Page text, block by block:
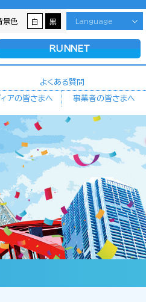
景色 白 黒 Language
RUNNET
よくある質問
アの皆さまへ 事業者の皆さまへ